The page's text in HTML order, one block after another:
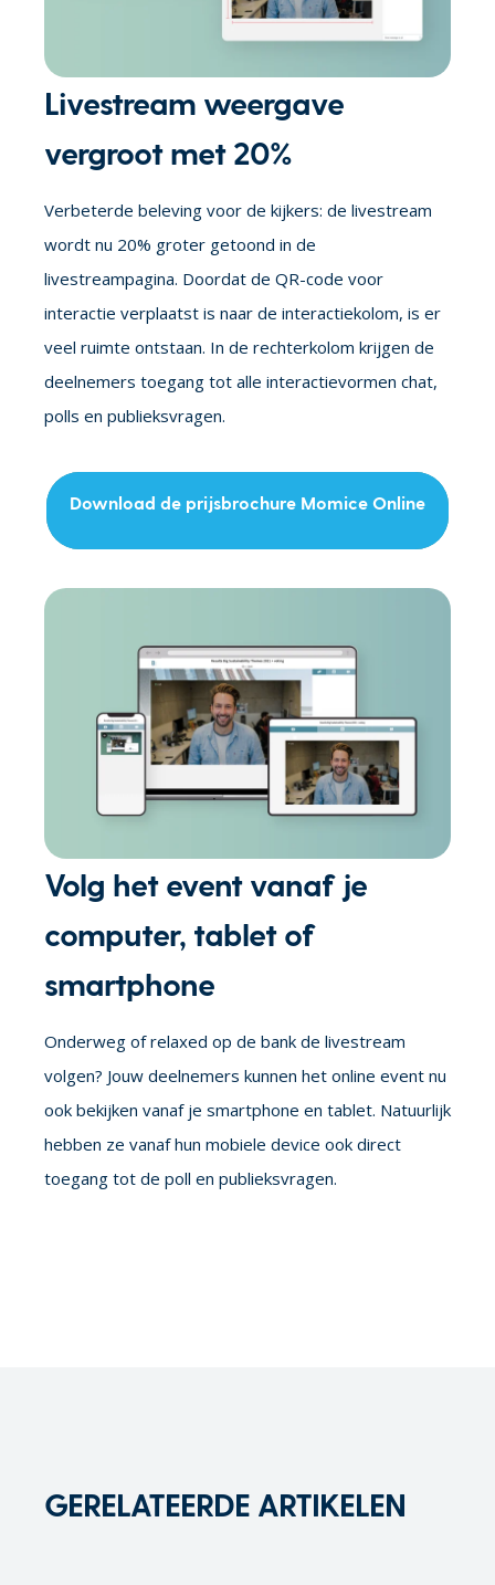
Livestream weergave
vergroot met 20%
Verbeterde beleving voor de kijkers: de livestream
wordt nu 20% groter getoond in de
livestreampagina. Doordat de QR-code voor
interactie verplaatst is naar de interactiekolom, is er
veel ruimte ontstaan. In de rechterkolom krijgen de
deelnemers toegang tot alle interactievormen chat,
polls en publieksvragen.
Download de prijsbrochure Momice Online
Volg het event vanaf je
computer, tablet of
smartphone
Onderweg of relaxed op de bank de livestream
volgen? Jouw deelnemers kunnen het online event nu
ook bekijken vanaf je smartphone en tablet. Natuurlijk
hebben ze vanaf hun mobiele device ook direct
toegang tot de poll en publieksvragen.
GERELATEERDE ARTIKELEN